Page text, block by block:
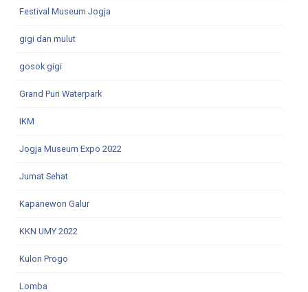
Festival Museum Jogja
gigi dan mulut
gosok gigi
Grand Puri Waterpark
IKM
Jogja Museum Expo 2022
Jumat Sehat
Kapanewon Galur
KKN UMY 2022
Kulon Progo
Lomba